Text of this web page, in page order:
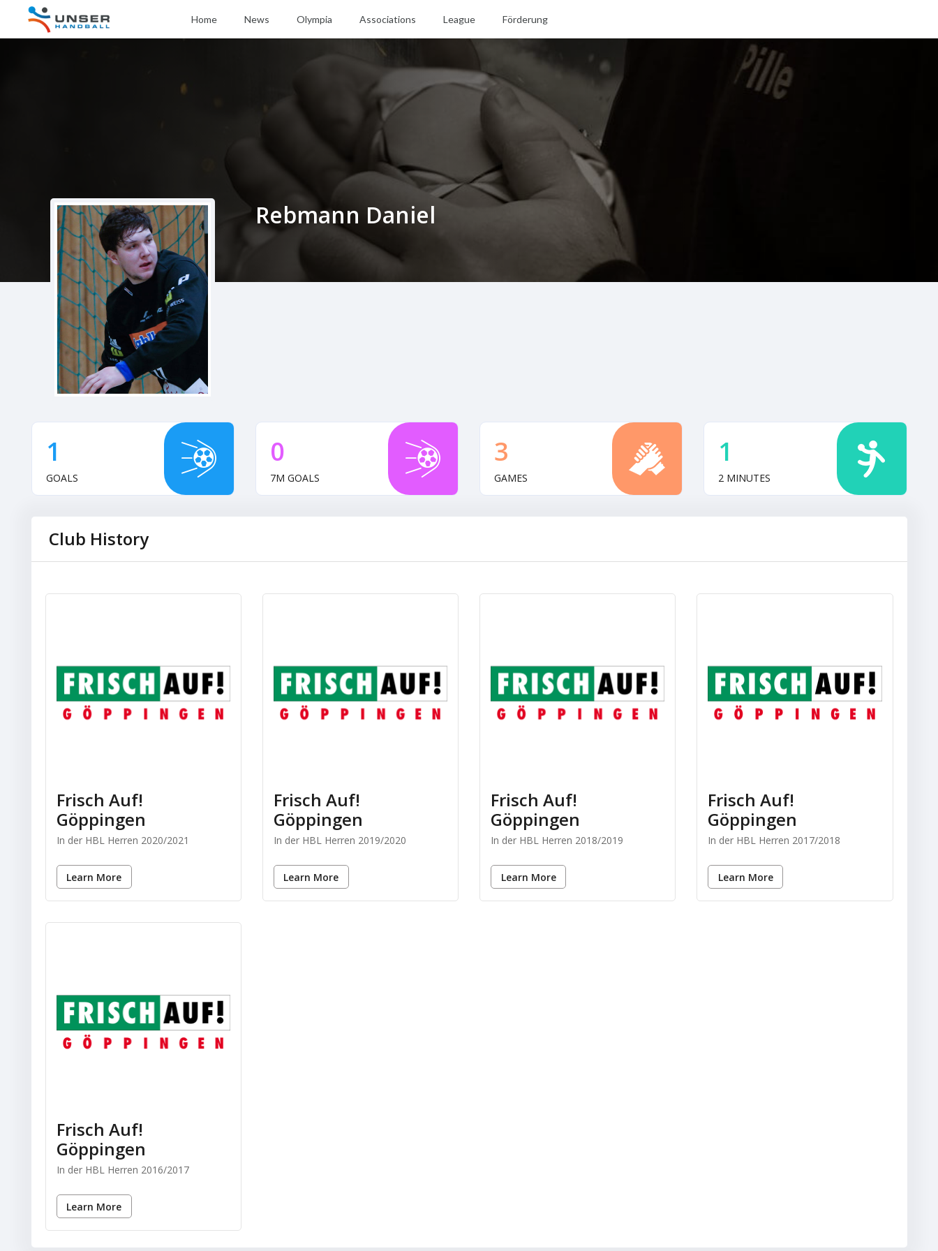
Home News Olympia Associations League Förderung
Rebmann Daniel
1
GOALS
0
7M GOALS
3
GAMES
1
2 MINUTES
Club History
Frisch Auf!
Göppingen
In der HBL Herren 2020/2021
Learn More
Frisch Auf!
Göppingen
In der HBL Herren 2019/2020
Learn More
Frisch Auf!
Göppingen
In der HBL Herren 2018/2019
Learn More
Frisch Auf!
Göppingen
In der HBL Herren 2017/2018
Learn More
Frisch Auf!
Göppingen
In der HBL Herren 2016/2017
Learn More